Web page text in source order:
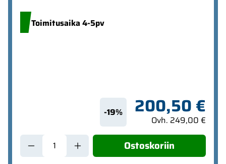
Toimitusaika 4-5pv
-19% 200,50 €
Ovh. 249,00 €
Ostoskoriin